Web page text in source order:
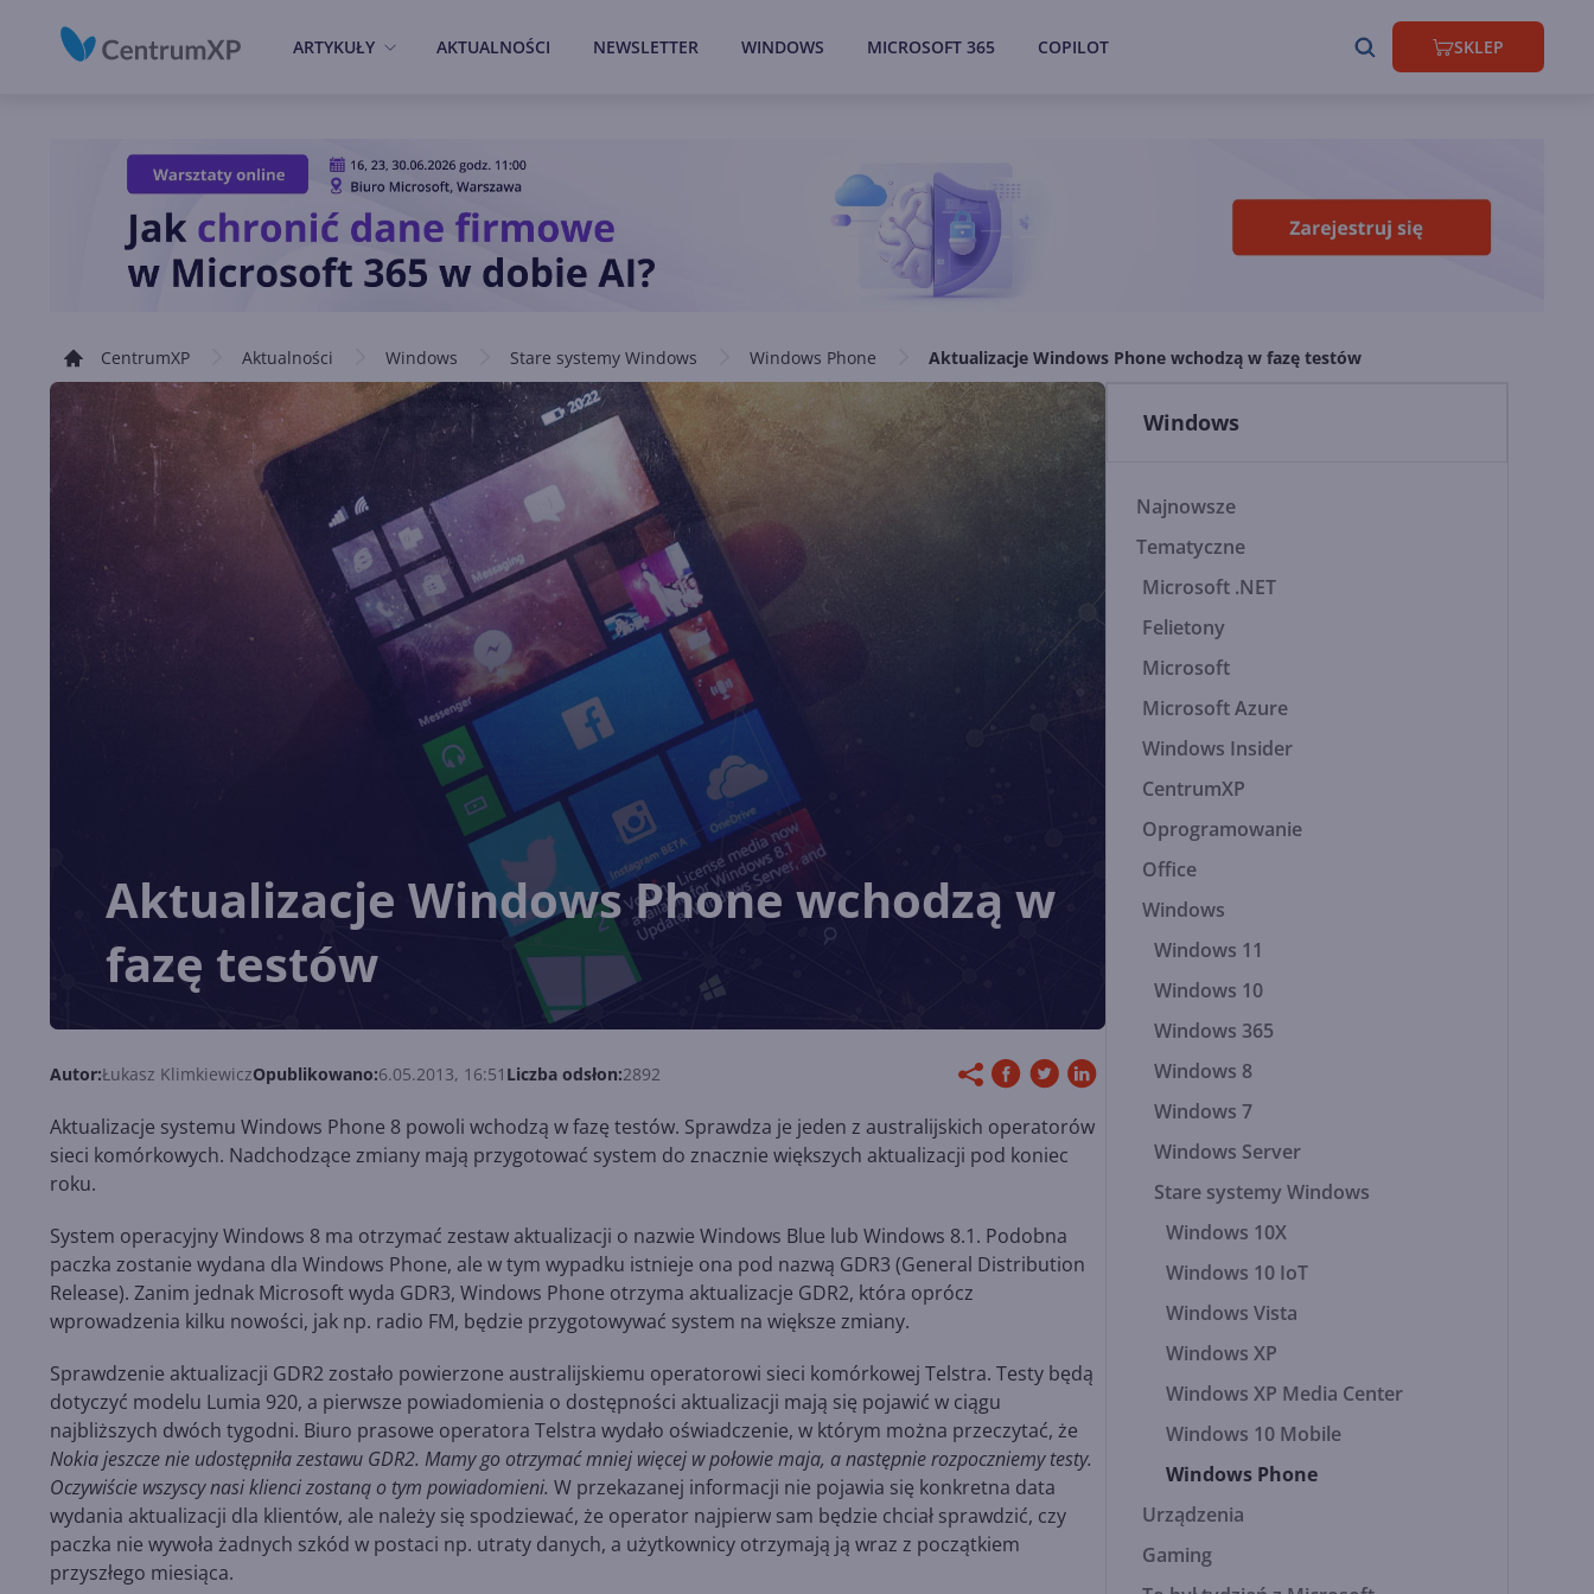
ARTYKUŁY AKTUALNOŚCI NEWSLETTER WINDOWS MICROSOFT 365 COPILOT SKLEP
CentrumXP Aktualności Windows Stare systemy Windows Windows Phone Aktualizacje Windows Phone wchodzą w fazę testów
Aktualizacje Windows Phone wchodzą w
fazę testów
Autor:Łukasz KlimkiewiczOpublikowano:6.05.2013, 16:51 Liczba odsłon:2892
Aktualizacje systemu Windows Phone 8 powoli wchodzą w fazę testów. Sprawdza je jeden z australijskich operatorów
sieci komórkowych. Nadchodzące zmiany mają przygotować system do znacznie większych aktualizacji pod koniec
roku.
System operacyjny Windows 8 ma otrzymać zestaw aktualizacji o nazwie Windows Blue lub Windows 8.1. Podobna
paczka zostanie wydana dla Windows Phone, ale w tym wypadku istnieje ona pod nazwą GDR3 (General Distribution
Release). Zanim jednak Microsoft wyda GDR3, Windows Phone otrzyma aktualizacje GDR2, która oprócz
wprowadzenia kilku nowości, jak np. radio FM, będzie przygotowywać system na większe zmiany.
Sprawdzenie aktualizacji GDR2 zostało powierzone australijskiemu operatorowi sieci komórkowej Telstra. Testy będą
dotyczyć modelu Lumia 920, a pierwsze powiadomienia o dostępności aktualizacji mają się pojawić w ciągu
najbliższych dwóch tygodni. Biuro prasowe operatora Telstra wydało oświadczenie, w którym można przeczytać, że
Nokia jeszcze nie udostępniła zestawu GDR2. Mamy go otrzymać mniej więcej w połowie maja, a następnie rozpoczniemy testy.
Oczywiście wszyscy nasi klienci zostaną o tym powiadomieni. W przekazanej informacji nie pojawia się konkretna data
wydania aktualizacji dla klientów, ale należy się spodziewać, że operator najpierw sam będzie chciał sprawdzić, czy
paczka nie wywoła żadnych szkód w postaci np. utraty danych, a użytkownicy otrzymają ją wraz z początkiem
przyszłego miesiąca.
Windows
Najnowsze
Tematyczne
Microsoft .NET
Felietony
Microsoft
Microsoft Azure
Windows Insider
CentrumXP
Oprogramowanie
Office
Windows
Windows 11
Windows 10
Windows 365
Windows 8
Windows 7
Windows Server
Stare systemy Windows
Windows 10X
Windows 10 IoT
Windows Vista
Windows XP
Windows XP Media Center
Windows 10 Mobile
Windows Phone
Urządzenia
Gaming